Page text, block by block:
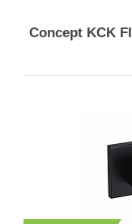
Concept KCK FIT